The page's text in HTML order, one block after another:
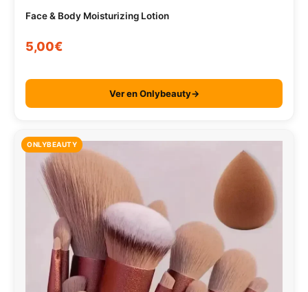
Face & Body Moisturizing Lotion
5,00€
Ver en Onlybeauty→
ONLYBEAUTY